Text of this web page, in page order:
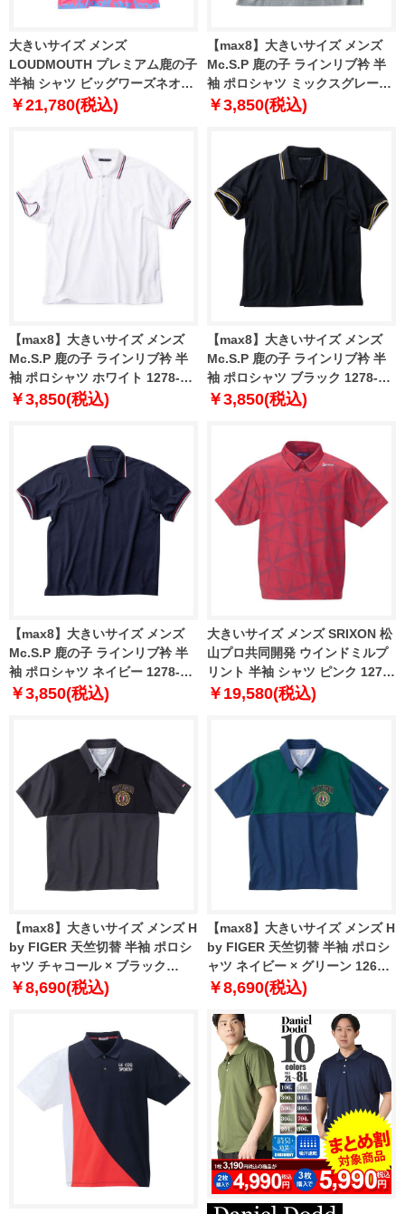
大きいサイズ メンズ
LOUDMOUTH プレミアム鹿の子
半袖 シャツ ビッグワーズネオン
1278-4270-1 3L 4L 5L 6L
￥21,780(税込)
【max8】大きいサイズ メンズ
Mc.S.P 鹿の子 ラインリブ衿 半
袖 ポロシャツ ミックスグレー
1278-4262-4 3L 4L 5L 6L 7L 8L
￥3,850(税込)
【max8】大きいサイズ メンズ
Mc.S.P 鹿の子 ラインリブ衿 半
袖 ポロシャツ ホワイト 1278-
4262-1 3L 4L 5L 6L 7L 8L
￥3,850(税込)
【max8】大きいサイズ メンズ
Mc.S.P 鹿の子 ラインリブ衿 半
袖 ポロシャツ ブラック 1278-
4262-2 3L 4L 5L 6L 7L 8L
￥3,850(税込)
【max8】大きいサイズ メンズ
Mc.S.P 鹿の子 ラインリブ衿 半
袖 ポロシャツ ネイビー 1278-
4262-3 3L 4L 5L 6L 7L 8L
￥3,850(税込)
大きいサイズ メンズ SRIXON 松
山プロ共同開発 ウインドミルプ
リント 半袖 シャツ ピンク 1278-
4245-3 3L 4L 5L 6L
￥19,580(税込)
【max8】大きいサイズ メンズ H
by FIGER 天竺切替 半袖 ポロシ
ャツ チャコール × ブラック
1268-4241-2 3L 4L 5L 6L 8L
￥8,690(税込)
【max8】大きいサイズ メンズ H
by FIGER 天竺切替 半袖 ポロシ
ャツ ネイビー × グリーン 1268-
4241-1 3L 4L 5L 6L 8L
￥8,690(税込)